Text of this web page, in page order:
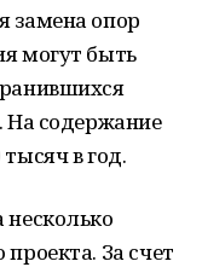
замена опор
могут быть
На содержание
в год.
несколько
За счет